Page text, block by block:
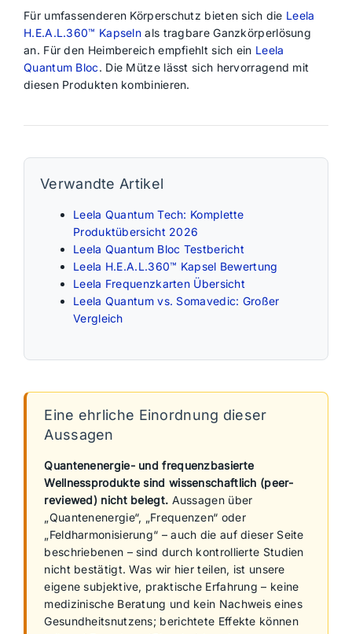
Für umfassenderen Körperschutz bieten sich die Leela
H.E.A.L.360™ Kapseln als tragbare Ganzkörperlösung
an. Für den Heimbereich empfiehlt sich ein Leela
Quantum Bloc. Die Mütze lässt sich hervorragend mit
diesen Produkten kombinieren.
Verwandte Artikel
Leela Quantum Tech: Komplette
Produktübersicht 2026
Leela Quantum Bloc Testbericht
Leela H.E.A.L.360™ Kapsel Bewertung
Leela Frequenzkarten Übersicht
Leela Quantum vs. Somavedic: Großer
Vergleich
Eine ehrliche Einordnung dieser
Aussagen
Quantenenergie- und frequenzbasierte
Wellnessprodukte sind wissenschaftlich (peer-
reviewed) nicht belegt. Aussagen über
„Quantenenergie“, „Frequenzen“ oder
„Feldharmonisierung“ – auch die auf dieser Seite
beschriebenen – sind durch kontrollierte Studien
nicht bestätigt. Was wir hier teilen, ist unsere
eigene subjektive, praktische Erfahrung – keine
medizinische Beratung und kein Nachweis eines
Gesundheitsnutzens; berichtete Effekte können